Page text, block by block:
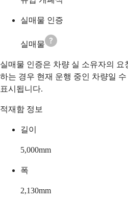
실매물 인증
실매물
실매물 인증은 차량 실 소유자의 요
하는 경우 현재 운행 중인 차량일
표시됩니다.
적재함 정보
길이
5,000mm
폭
2,130mm